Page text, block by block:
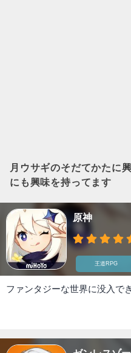
月ウサギのそだてかたに
にも興味を持ってます
原神
王道RPG
ファンタジーな世界に没入で